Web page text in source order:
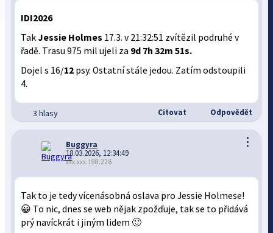
IDI2026
Tak Jessie Holmes 17.3. v 21:32:51 zvítězil podruhé v
řadě. Trasu 975 mil ujeli za 9d 7h 32m 51s.
Dojel s 16/12 psy. Ostatní stále jedou. Zatím odstoupili
4.
3 hlasy Citovat Odpovědět
⋮
Buggyra
18.03.2026, 12:34:49
xxx.xxx.198.226
Tak to je tedy vícenásobná oslava pro Jessie Holmese!
😀 To nic, dnes se web nějak zpožďuje, tak se to přidává
prý navíckrát i jiným lidem 🙂